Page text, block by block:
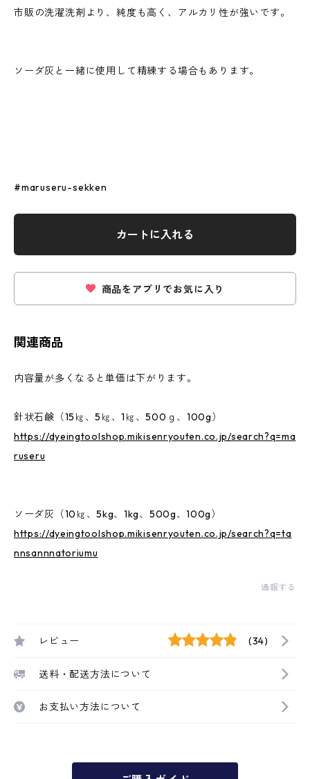
市販の洗濯洗剤より、純度も高く、アルカリ性が強いです。
ソーダ灰と一緒に使用して精練する場合もあります。
#maruseru-sekken
カートに入れる
商品をアプリでお気に入り
関連商品
内容量が多くなると単価は下がります。
針状石鹸（15㎏、5㎏、1㎏、500ｇ、100g）
https://dyeingtoolshop.mikisenryouten.co.jp/search?q=ma
ruseru
ソーダ灰（10㎏、5kg、1kg、500g、100g）
https://dyeingtoolshop.mikisenryouten.co.jp/search?q=ta
nnsannnatoriumu
通報する
レビュー (34)
送料・配送方法について
お支払い方法について